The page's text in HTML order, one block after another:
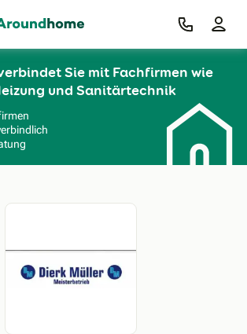
Zum Hauptinhalt
Sie mit Fachfirmen wie
und Sanitärtechnik